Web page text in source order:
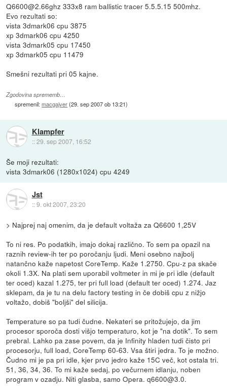
Q6600@2.66ghz 333x8 ram ballistic tracer 5.5.5.15 500mhz.
Evo rezultati so:
vista 3dmark06 cpu 3875
xp 3dmark06 cpu 4250
vista 3dmark05 cpu 17450
xp 3dmark05 cpu 11479
Smešni rezultati pri 05 kajne.
Zgodovina sprememb…
spremenil:macgajver(29. sep 2007 ob 13:21)
Klampfer
::29. sep 2007, 16:52
Še moji rezultati:
vista 3dmark06 (1280x1024) cpu 4249
Jst
::9. okt 2007, 23:20
> Najprej naj omenim, da je default voltaža za Q6600 1,25V
To ni res. Po podatkih, imajo dokaj različno. To sem pa opazil na
raznih review-ih ter po poročanju ljudi. Meni osebno najbolj
natančno kaže napetost CoreTemp. Kaže 1.2750. Cpu-z pa skače
okoli 1.3X. Na plati sem uporabil voltmeter in mi je pri idle (default
ter oced) kazal 1.275, ter pri full load (default ter oced) 1.274. Jaz
sklepam, da je tu na delu factory testing in če dobiš cpu z nižjo
voltažo, dobiš "boljši" del silicija.
Temperature so pa tudi čudne. Nekateri se pritožujejo, da jim
procesor sporoča dosti višjo temperaturo, kot je "na dotik". To sem
prebral. Lahko pa zase povem, da je Infinity hladen tudi čisto pri
procesorju, full load, CoreTemp 60-63. Vsa štiri jedra. To je možno.
Čudno mi je pa pri idle, kjer prvo jedro kaže 15C več, kot ostala tri.
51, 36, 34, 36. To mi kaže sedaj, po večurnem idlanju, noben
program v ozadju. Niti glasba, samo Opera. q6600@3.0.